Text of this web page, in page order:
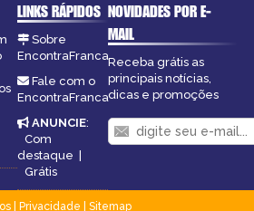
LINKS RÁPIDOS
Sobre
EncontraFranca
Fale com o
EncontraFranca
ANUNCIE:
Com
destaque
Grátis
NOVIDADES POR E-
MAIL
Receba grátis as
principais notícias,
dicas e promoções
| Privacidade
Sitemap